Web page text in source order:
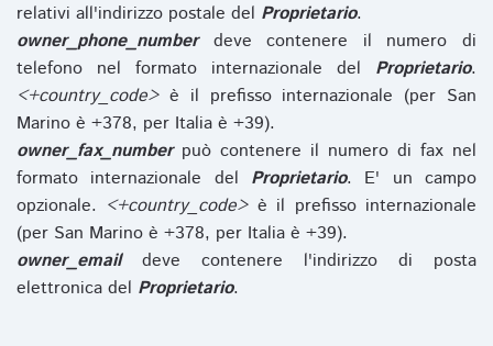
relativi all'indirizzo postale del Proprietario.
owner_phone_numberdeve contenere il numero di
telefono nel formato internazionale del Proprietario.
<+country_code>è il prefisso internazionale (per San
Marino è +378, per Italia è +39).
owner_fax_numberpuò contenere il numero di fax nel
formato internazionale del Proprietario. E' un campo
opzionale. <+country_code>è il prefisso internazionale
(per San Marino è +378, per Italia è +39).
owner_emaildeve contenere l'indirizzo di posta
elettronica del Proprietario.